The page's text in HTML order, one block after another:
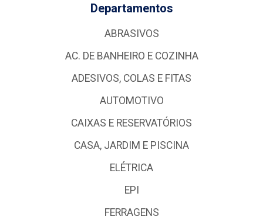
Departamentos
ABRASIVOS
AC. DE BANHEIRO E COZINHA
ADESIVOS, COLAS E FITAS
AUTOMOTIVO
CAIXAS E RESERVATÓRIOS
CASA, JARDIM E PISCINA
ELÉTRICA
EPI
FERRAGENS